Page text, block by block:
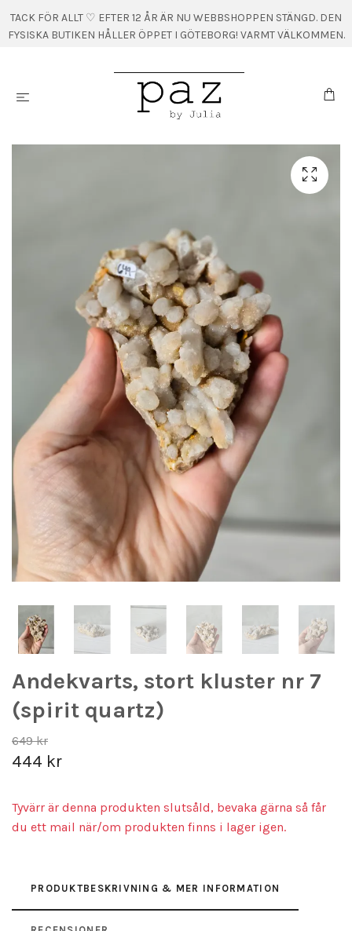
TACK FÖR ALLT ♡ EFTER 12 ÅR ÄR NU WEBBSHOPPEN STÄNGD. DEN
FYSISKA BUTIKEN HÅLLER ÖPPET I GÖTEBORG! VARMT VÄLKOMMEN.
Andekvarts, stort kluster nr 7
(spirit quartz)
649 kr
444 kr
Tyvärr är denna produkten slutsåld, bevaka gärna så får
du ett mail när/om produkten finns i lager igen.
PRODUKTBESKRIVNING & MER INFORMATION